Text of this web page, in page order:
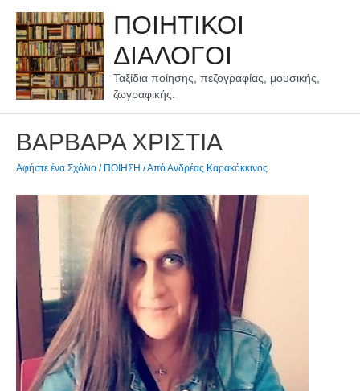
περιεχόμενο
ΠΟΙΗΤΙΚΟΙ
ΔΙΑΛΟΓΟΙ
Ταξίδια ποίησης, πεζογραφίας, μουσικής,
ζωγραφικής.
ΒΑΡΒΑΡΑ ΧΡΙΣΤΙΑ
Αφήστε ένα Σχόλιο / ΠΟΙΗΣΗ / ΑπόΑνδρέας Καρακόκκινος